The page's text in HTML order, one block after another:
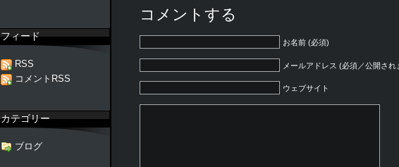
コメントする
お名前 (必須)
メールアドレス (必須／公開され
ウェブサイト
フィード
RSS
コメントRSS
カテゴリー
ブログ